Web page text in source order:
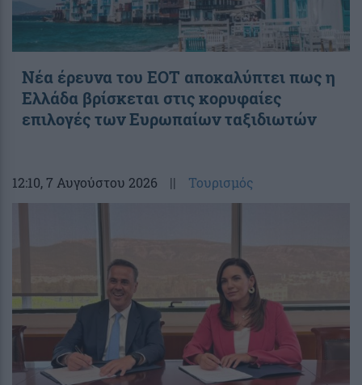
Νέα έρευνα του ΕΟΤ αποκαλύπτει πως η
Ελλάδα βρίσκεται στις κορυφαίες
επιλογές των Ευρωπαίων ταξιδιωτών
12:10, 7 Αυγούστου 2026 || Τουρισμός